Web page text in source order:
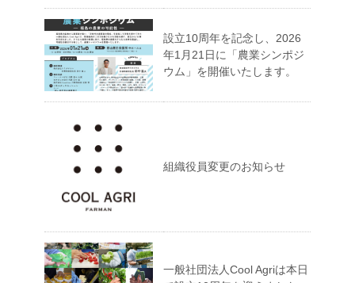
設立10周年を記念し、2026
年1月21日に「農業シンポジ
ウム」を開催いたします。
組織役員変更のお知らせ
一般社団法人Cool Agriは本日